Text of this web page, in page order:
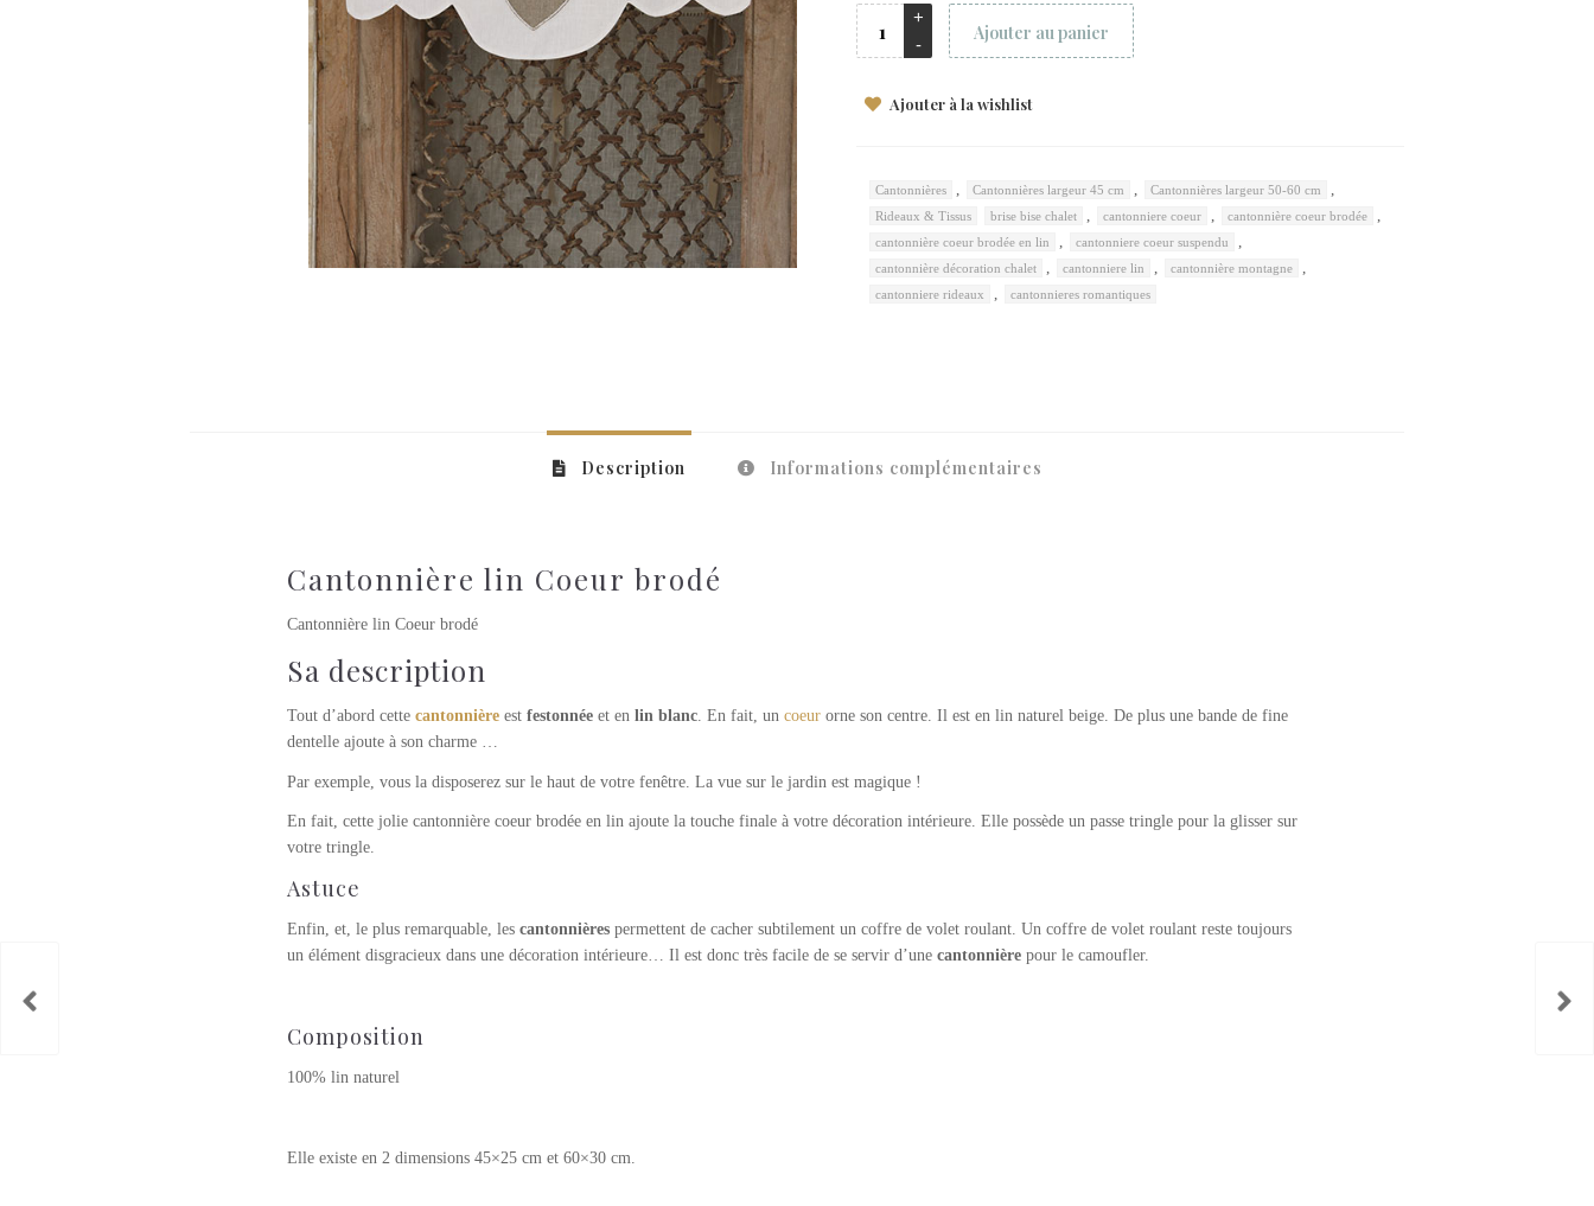
Ajouter au panier
Ajouter à la wishlist
Cantonnières , Cantonnières largeur 45 cm , Cantonnières largeur 50-60 cm ,
Rideaux & Tissus brise bise chalet , cantonniere coeur , cantonnière coeur brodée ,
cantonnière coeur brodée en lin , cantonniere coeur suspendu ,
cantonnière décoration chalet , cantonniere lin , cantonnière montagne ,
cantonniere rideaux , cantonnieres romantiques
Description Informations complémentaires
Cantonnière lin Coeur brodé
Cantonnière lin Coeur brodé
Sa description
Tout d’abord cette cantonnièreest festonnéeet en lin blanc. En fait, un coeurorne son centre. Il est en lin naturel beige. De plus une bande de fine
dentelle ajoute à son charme …
Par exemple, vous la disposerez sur le haut de votre fenêtre. La vue sur le jardin est magique !
En fait, cette jolie cantonnière coeur brodée en lin ajoute la touche finale à votre décoration intérieure. Elle possède un passe tringle pour la glisser sur
votre tringle.
Astuce
Enfin, et, le plus remarquable, les cantonnièrespermettent de cacher subtilement un coffre de volet roulant. Un coffre de volet roulant reste toujours
un élément disgracieux dans une décoration intérieure… Il est donc très facile de se servir d’une cantonnièrepour le camoufler.
Composition
100% lin naturel
Elle existe en 2 dimensions 45×25 cm et 60×30 cm.